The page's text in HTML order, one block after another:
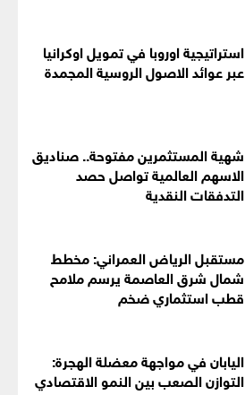
استراتيجية اوروبا في تمويل اوكرانيا
عبر عوائد الاصول الروسية المجمدة
شهية المستثمرين مفتوحة.. صناديق
الاسهم العالمية تواصل حصد
التدفقات النقدية
مستقبل الرياض العمراني: مخطط
شمال شرق العاصمة يرسم ملامح
قطب استثماري ضخم
اليابان في مواجهة معضلة الهجرة:
التوازن الصعب بين النمو الاقتصادي